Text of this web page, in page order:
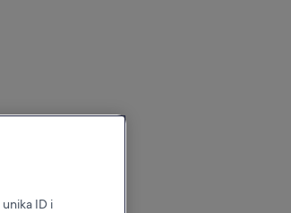
ID i